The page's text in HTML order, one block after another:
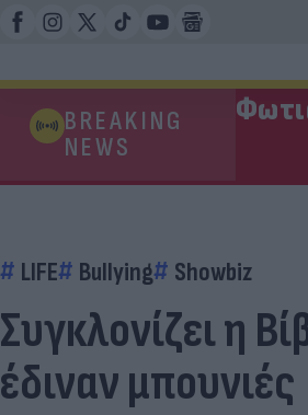
BREAKING
NEWS
LIFE Bullying Showbiz
Συγκλονίζει η
έδιναν μπουνιές